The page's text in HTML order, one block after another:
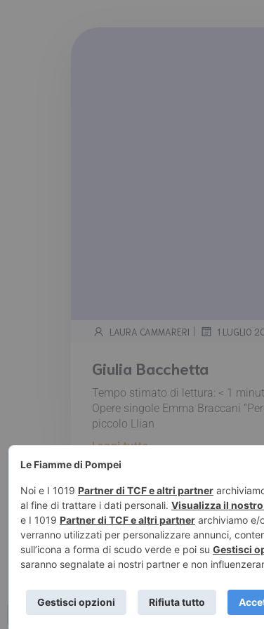
LAURA CAMMARERI | 1 LUGLIO
Giulia Bacchetta
Tempo stimato di lettura: < 1
Opere singole Emma Braccani
piccolo Llian
Leggi tutto
©